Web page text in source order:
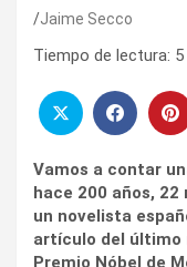
Jaime Secco
Tiempo de lectura: 5
Vamos a contar
hace 200 años,
un novelista
artículo del último
Premio Nóbel de